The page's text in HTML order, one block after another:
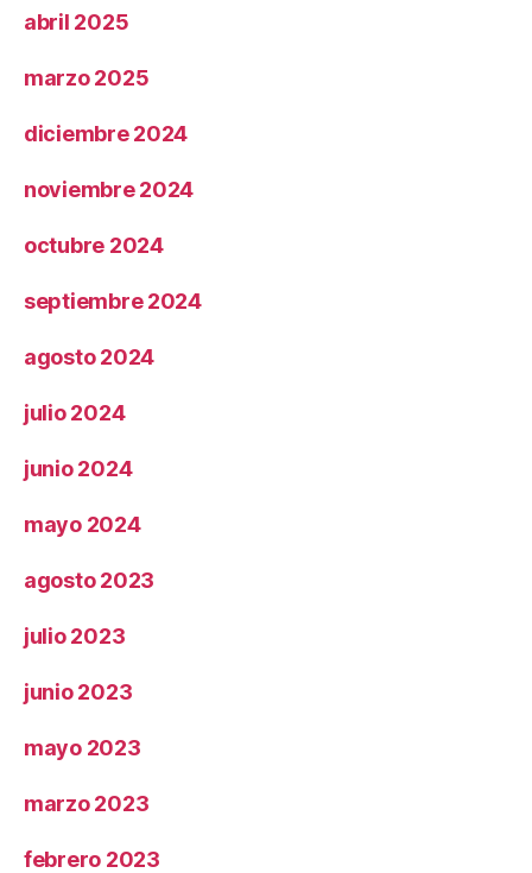
abril 2025
marzo 2025
diciembre 2024
noviembre 2024
octubre 2024
septiembre 2024
agosto 2024
julio 2024
junio 2024
mayo 2024
agosto 2023
julio 2023
junio 2023
mayo 2023
marzo 2023
febrero 2023